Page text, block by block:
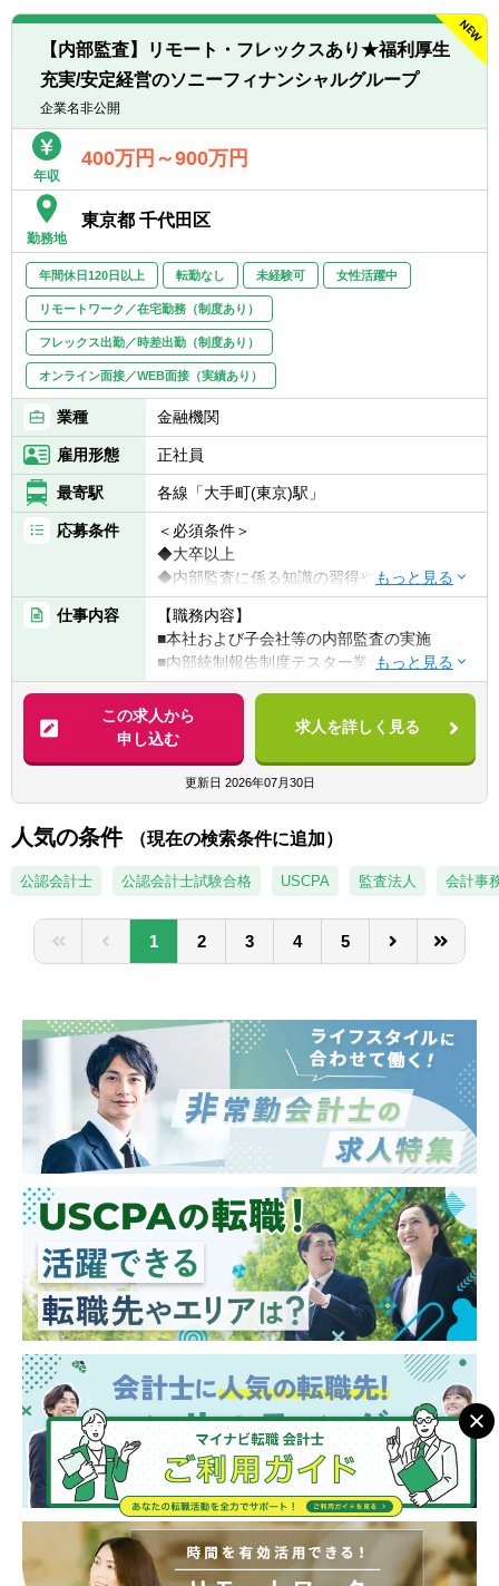
る方
＜求める人物像＞
◆他者と積極的かつ円滑なコミュニケーショ
厭わない方
◆業務の改善および高度化意欲の強い方
※部内に企画品質管理業務やデータ分析業務
を行う課もあり、部内異動でこれらの業務を
担当することもできます。
社が必要です）フレックス利用者も多く、柔
軟な働き方が可能です。
【内部監査】リモート・フレックスあり★福利厚生
充実/安定経営のソニーフィナンシャルグループ
企業名非公開
年収
400万円～900万円
勤務地
東京都 千代田区
年間休日120日以上 転勤なし 未経験可 女性活躍中
リモートワーク／在宅勤務（制度あり）
フレックス出勤／時差出勤（制度あり）
オンライン面接／WEB面接（実績あり）
業種 金融機関
雇用形態 正社員
最寄駅 各線「大手町(東京)駅」
応募条件
＜必須条件＞
◆大卒以上
◆内部監査に係る知識の習得や能力の研鑽を
厭わない方
＜歓迎条件＞
■下記いずれかのご経験
・金融機関での内部監査経験
・金融機関でのリスク管理部門での業務経験
・監査法人での監査・アドバイザリー業務経
験
■公認内部監査人 (CIA) 、公認情報システム
資格保有者あるいは取得意志のある方
＜求める人物像＞
◆業務の改善および高度化意欲の強い方
仕事内容
【職務内容】
■本社および子会社等の内部監査の実施
■内部統制報告制度テスター業務
■部や課横断の業務改善プロジェクト等への
参画
※部内に企画品質管理業務やデータ分析業務
を行う課もあり、部内異動でこれらの業務を
担当することもできます。
※テレワーク勤務も可（現状、週2日以上の出
社が必要です）フレックス利用者も多く、柔
軟な働き方が可能です。
変更されることがあります。
この求人から
申し込む
求人を詳しく見る
更新日 2026年07月30日
人気の条件 （現在の検索条件に追加）
公認会計士 公認会計士試験合格 USCPA 監査法人 会計事
1 2 3 4 5